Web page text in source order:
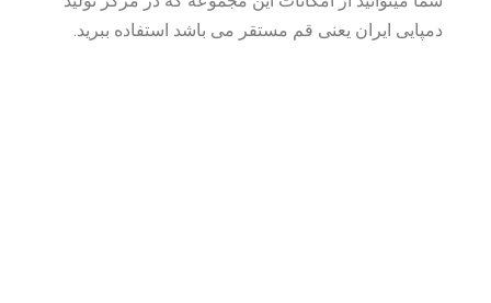
دمپایی ایران یعنی قم مستقر می باشد استفاده ببرید.